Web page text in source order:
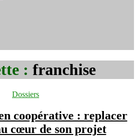
: franchise
Catégories
Dossiers
coopérative : replacer
cœur de son projet